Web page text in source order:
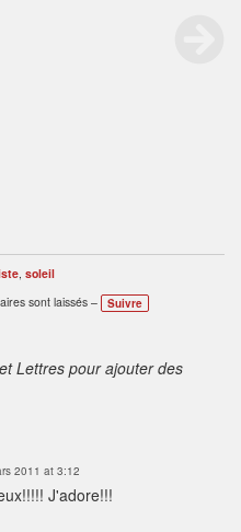
, soleil
sont laissés –
Suivre
Lettres pour ajouter des
2011 at 3:12
J'adore!!!